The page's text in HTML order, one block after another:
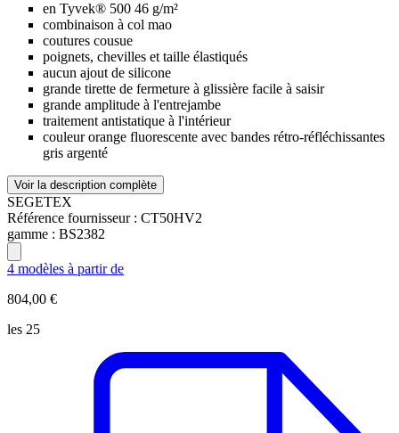
en Tyvek® 500 46 g/m²
combinaison à col mao
coutures cousue
poignets, chevilles et taille élastiqués
aucun ajout de silicone
grande tirette de fermeture à glissière facile à saisir
grande amplitude à l'entrejambe
traitement antistatique à l'intérieur
couleur orange fluorescente avec bandes rétro-réfléchissantes
gris argenté
Voir la description complète
SEGETEX
Référence fournisseur : CT50HV2
gamme : BS2382
4 modèles à partir de
804,00 €
les 25